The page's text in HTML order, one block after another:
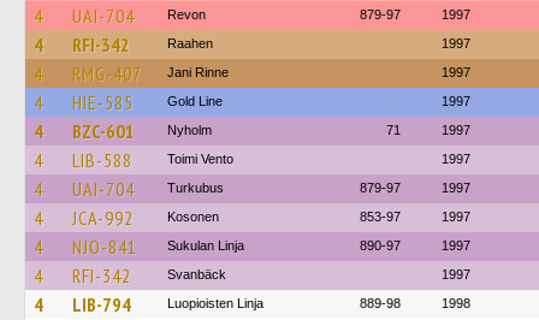
4 UAI-704 Revon 879-97 1997
4 RFI-342 Raahen 1997
4 RMG-407 Jani Rinne 1997
4 HIE-585 Gold Line 1997
4 BZC-601 Nyholm 71 1997
4 LIB-588 Toimi Vento 1997
4 UAI-704 Turkubus 879-97 1997
4 JCA-992 Kosonen 853-97 1997
4 NJO-841 Sukulan Linja 890-97 1997
4 RFI-342 Svanbäck 1997
4 LIB-794 Luopioisten Linja 889-98 1998